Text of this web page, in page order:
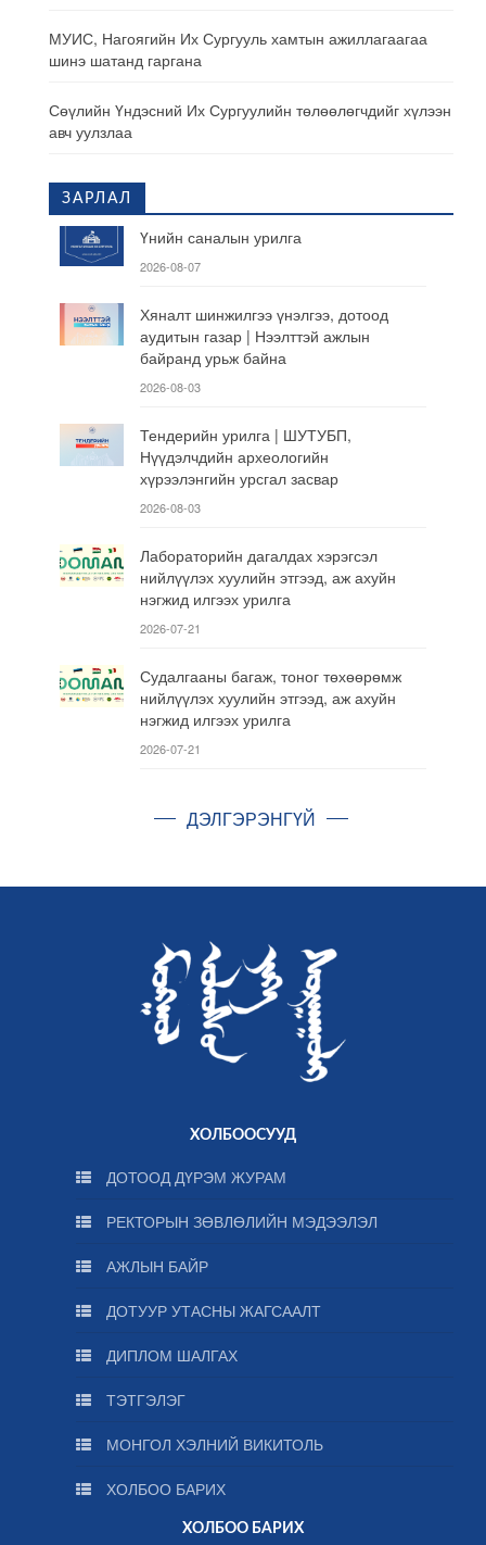
МУИС, Нагоягийн Их Сургууль хамтын ажиллагаагаа
шинэ шатанд гаргана
Сөүлийн Үндэсний Их Сургуулийн төлөөлөгчдийг хүлээн
авч уулзлаа
ЗАРЛАЛ
Үнийн саналын урилга
2026-08-07
Хяналт шинжилгээ үнэлгээ, дотоод
аудитын газар | Нээлттэй ажлын
байранд урьж байна
2026-08-03
Тендерийн урилга | ШУТУБП,
Нүүдэлчдийн археологийн
хүрээлэнгийн урсгал засвар
2026-08-03
Лабораторийн дагалдах хэрэгсэл
нийлүүлэх хуулийн этгээд, аж ахуйн
нэгжид илгээх урилга
2026-07-21
Судалгааны багаж, тоног төхөөрөмж
нийлүүлэх хуулийн этгээд, аж ахуйн
нэгжид илгээх урилга
2026-07-21
ДЭЛГЭРЭНГҮЙ
ХОЛБООСУУД
ДОТООД ДҮРЭМ ЖУРАМ
РЕКТОРЫН ЗӨВЛӨЛИЙН МЭДЭЭЛЭЛ
АЖЛЫН БАЙР
ДОТУУР УТАСНЫ ЖАГСААЛТ
ДИПЛОМ ШАЛГАХ
ТЭТГЭЛЭГ
МОНГОЛ ХЭЛНИЙ ВИКИТОЛЬ
ХОЛБОО БАРИХ
ХОЛБОО БАРИХ